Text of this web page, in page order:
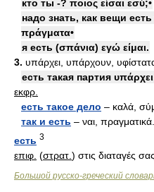
кто ты -? ποιος είσαι εσύ;•
надо знать, как вещи
πράγματα•
я есть (σπάνια) εγώ είμαι.
3. υπάρχει, υπάρχουν,
есть такая партия
εκφρ.
есть такое дело – καλά,
так и есть – ναι, πραγματικά.
есть 3
επιφ. (στρατ. ) στις διαταγές
Большой русско-греческий